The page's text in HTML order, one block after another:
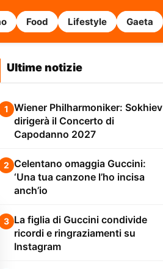
Food Lifestyle Gaeta
Ultime notizie
1 Wiener Philharmoniker: Sokhiev
dirigerà il Concerto di
Capodanno 2027
2 Celentano omaggia Guccini:
‘Una tua canzone l’ho incisa
anch’io
3 La figlia di Guccini condivide
ricordi e ringraziamenti su
Instagram